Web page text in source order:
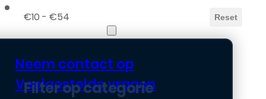
Neem contact op
Veelgestelde vragen
€10 - €54 Reset
Filter op categorie